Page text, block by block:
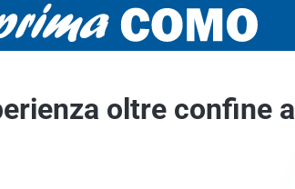
oltre confine a